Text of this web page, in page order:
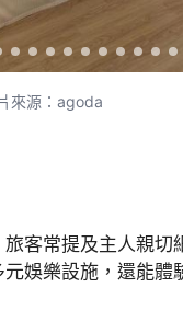
來源：agoda
客常提及主人親
娛樂設施，還能體